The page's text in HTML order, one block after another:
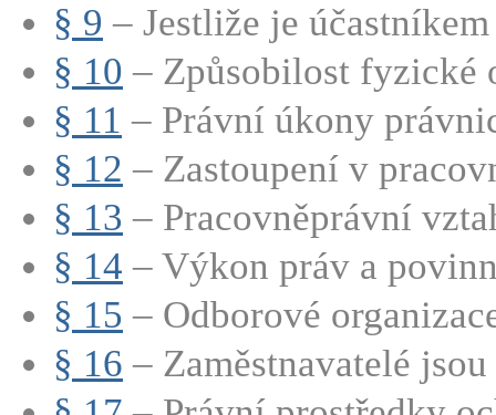
§ 9 – Jestliže je
§ 10 – Způsobilost fyzické
§ 11 – Právní úkony
§ 12 – Zastoupení v
§ 13 – Pracovněprávní
§ 14 – Výkon práv a
§ 15 – Odborové
§ 16 – Zaměstnavatelé